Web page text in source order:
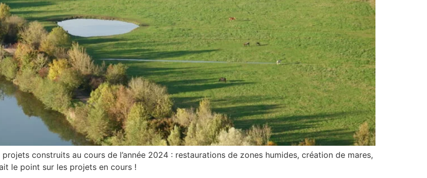
construits au cours de l’année 2024 : restaurations de zones humides, création de mares,
le point sur les projets en cours !